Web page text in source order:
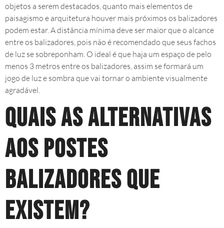
objetos a serem destacados, quanto mais elementos de
paisagismo e arquitetura houver mais próximos os balizadores
podem estar. A distância mínima deve ser maior que o alcance
entre os balizadores, pois não é recomendado que seus fachos
de luz se sobreponham. O ideal é que haja um espaço de pelo
menos 3 metros entre os balizadores, assim se formará um
jogo de luz e sombra que vai tornar o ambiente visualmente
agradável.
Quais as alternativas
aos postes
balizadores que
existem?